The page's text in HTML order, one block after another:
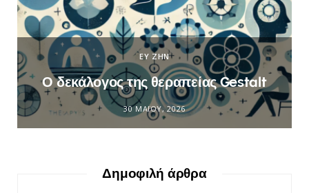
ΕΥ ΖΗΝ
Ο δεκάλογος της θεραπείας Gestalt
30 ΜΑΪ́ΟΥ, 2026
Δημοφιλή άρθρα